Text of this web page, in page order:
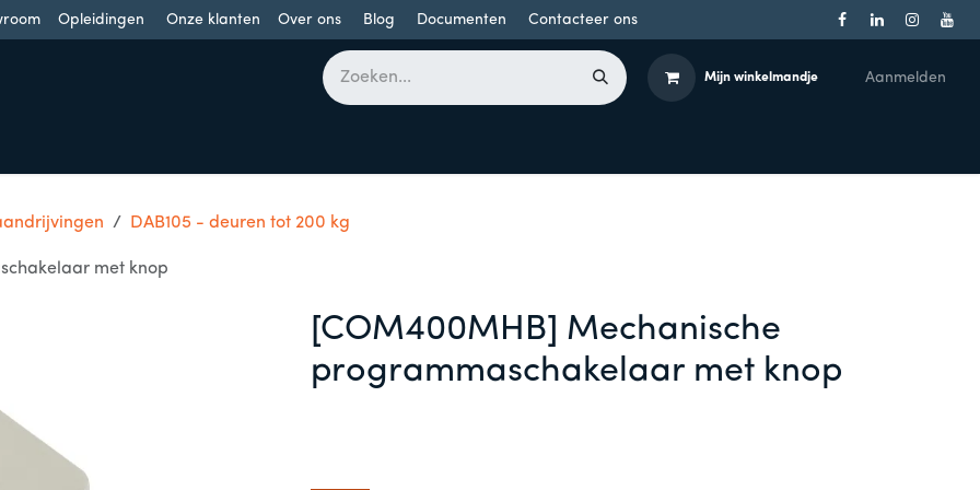
Opleidingen Onze klanten Over ons Blog Documenten Contacteer ons
Mijn winkelmandje Aanmelden
DAB105 - deuren tot 200 kg
met knop
[COM400MHB] Mechanische
programmaschakelaar met knop